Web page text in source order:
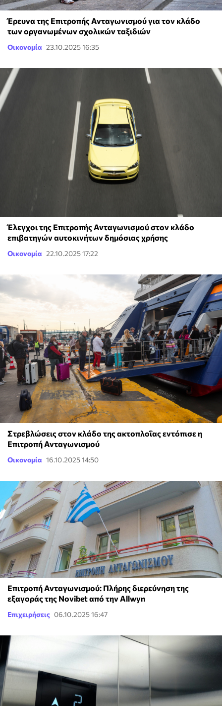
Έρευνα της Επιτροπής Ανταγωνισμού για τον κλάδο
των οργανωμένων σχολικών ταξιδιών
Οικονομία 23.10.2025 16:35
Έλεγχοι της Επιτροπής Ανταγωνισμού στον κλάδο
επιβατηγών αυτοκινήτων δημόσιας χρήσης
Οικονομία 22.10.2025 17:22
Στρεβλώσεις στον κλάδο της ακτοπλοΐας εντόπισε η
Επιτροπή Ανταγωνισμού
Οικονομία 16.10.2025 14:50
Επιτροπή Ανταγωνισμού: Πλήρης διερεύνηση της
εξαγοράς της Novibet από την Allwyn
Επιχειρήσεις 06.10.2025 16:47